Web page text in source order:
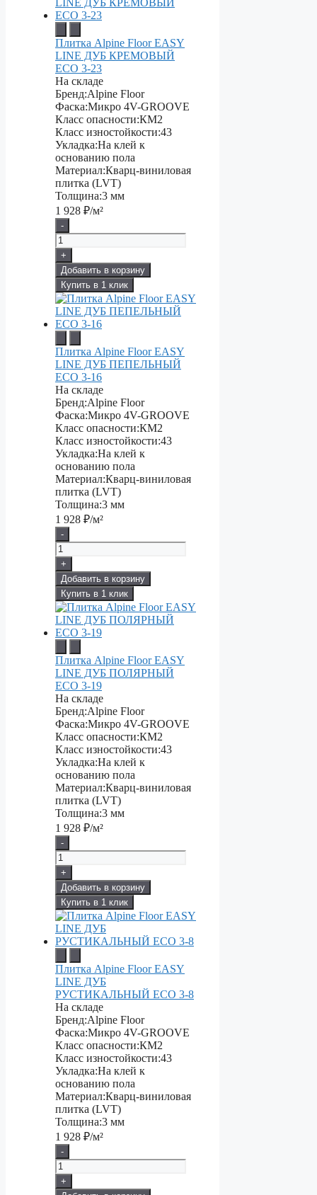
Плитка Alpine Floor EASY
LINE ДУБ КРЕМОВЫЙ
ECO 3-23
На складе
Бренд:Alpine Floor
Фаска:Микро 4V-GROOVE
Класс опасности:КМ2
Класс изностойкости:43
Укладка:На клей к
основанию пола
Материал:Кварц-виниловая
плитка (LVT)
Толщина:3 мм
1 928 ₽/м²
-
+
Добавить в корзину
Купить в 1 клик
Плитка Alpine Floor EASY
LINE ДУБ ПЕПЕЛЬНЫЙ
ECO 3-16
На складе
Бренд:Alpine Floor
Фаска:Микро 4V-GROOVE
Класс опасности:КМ2
Класс изностойкости:43
Укладка:На клей к
основанию пола
Материал:Кварц-виниловая
плитка (LVT)
Толщина:3 мм
1 928 ₽/м²
-
+
Добавить в корзину
Купить в 1 клик
Плитка Alpine Floor EASY
LINE ДУБ ПОЛЯРНЫЙ
ECO 3-19
На складе
Бренд:Alpine Floor
Фаска:Микро 4V-GROOVE
Класс опасности:КМ2
Класс изностойкости:43
Укладка:На клей к
основанию пола
Материал:Кварц-виниловая
плитка (LVT)
Толщина:3 мм
1 928 ₽/м²
-
+
Добавить в корзину
Купить в 1 клик
Плитка Alpine Floor EASY
LINE ДУБ
РУСТИКАЛЬНЫЙ ECO 3-8
На складе
Бренд:Alpine Floor
Фаска:Микро 4V-GROOVE
Класс опасности:КМ2
Класс изностойкости:43
Укладка:На клей к
основанию пола
Материал:Кварц-виниловая
плитка (LVT)
Толщина:3 мм
1 928 ₽/м²
-
+